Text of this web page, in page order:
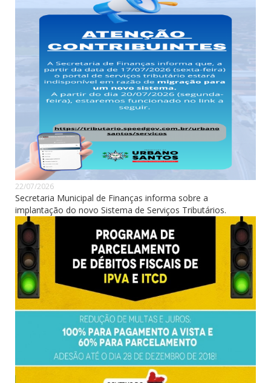
22/07/2026
Secretaria Municipal de Finanças informa sobre a
implantação do novo Sistema de Serviços Tributários.